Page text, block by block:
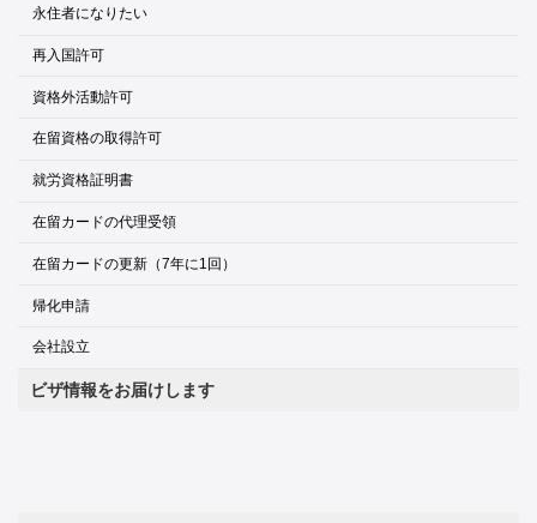
永住者になりたい
再入国許可
資格外活動許可
在留資格の取得許可
就労資格証明書
在留カードの代理受領
在留カードの更新（7年に1回）
帰化申請
会社設立
ビザ情報をお届けします